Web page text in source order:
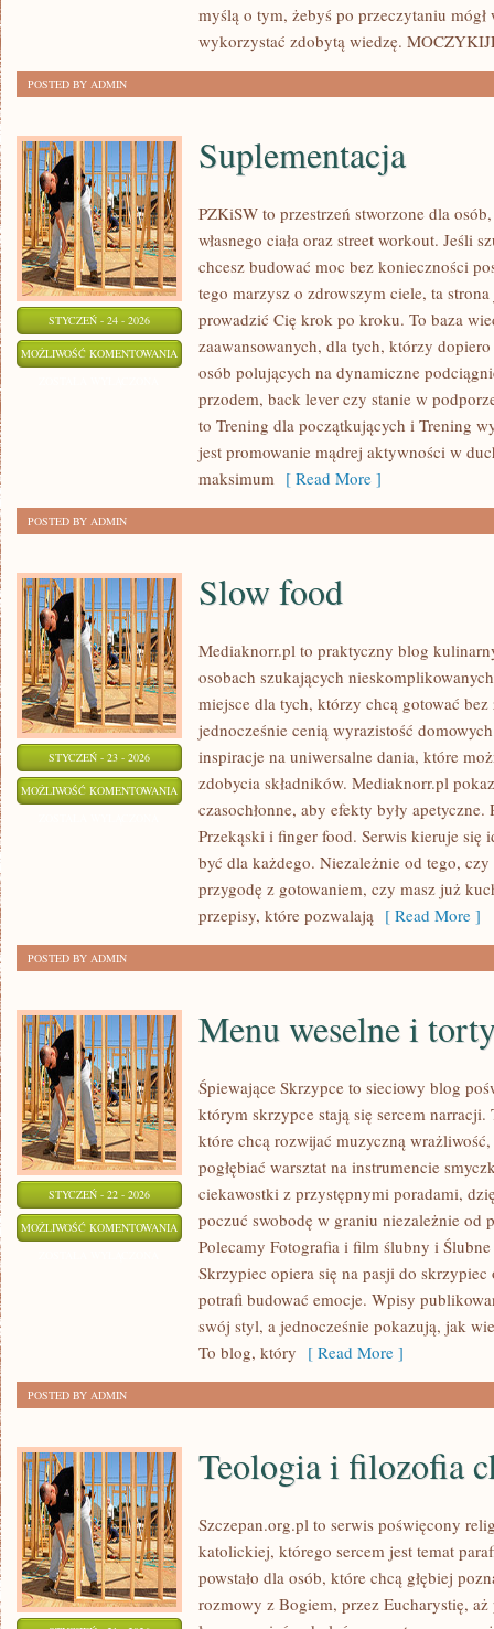
myślą o tym, żebyś po przeczytaniu
wykorzystać zdobytą wiedzę.
POSTED BY ADMIN
STYCZEŃ - 24 - 2026
MOŻLIWOŚĆ KOMENTOWANIA SUPLEMENTACJA
Suplementacja
PZKiSW to przestrzeń stworzone dla
własnego ciała oraz street workout. Jeśli
chcesz budować moc bez konieczności
tego marzysz o zdrowszym ciele, ta
prowadzić Cię krok po kroku. To baza
zaawansowanych, dla tych, którzy
osób polujących na dynamiczne
przodem, back lever czy stanie w
to Trening dla początkujących i Trening
jest promowanie mądrej aktywności w
maksimum [ Read More ]
POSTED BY ADMIN
STYCZEŃ - 23 - 2026
MOŻLIWOŚĆ KOMENTOWANIA SLOW
FOOD
Slow food
Mediaknorr.pl to praktyczny blog
osobach szukających
miejsce dla tych, którzy chcą gotować
jednocześnie cenią wyrazistość
inspiracje na uniwersalne dania, które
zdobycia składników. Mediaknorr.pl
czasochłonne, aby efekty były
Przekąski i finger food. Serwis kieruje się
być dla każdego. Niezależnie od tego,
przygodę z gotowaniem, czy masz już
przepisy, które pozwalają [ Read More ]
POSTED BY ADMIN
STYCZEŃ - 22 - 2026
MOŻLIWOŚĆ KOMENTOWANIA MENU
WESELNE
TORTY
Menu weselne i
Śpiewające Skrzypce to sieciowy blog
którym skrzypce stają się sercem narracji.
które chcą rozwijać muzyczną
pogłębiać warsztat na instrumencie
ciekawostki z przystępnymi poradami,
poczuć swobodę w graniu niezależnie od
Polecamy Fotografia i film ślubny i
Skrzypiec opiera się na pasji do
potrafi budować emocje. Wpisy
swój styl, a jednocześnie pokazują, jak
To blog, który [ Read More ]
POSTED BY ADMIN
Teologia i filozofia
Szczepan.org.pl to serwis poświęcony
katolickiej, którego sercem jest temat
powstało dla osób, które chcą głębiej
rozmowy z Bogiem, przez Eucharystię,